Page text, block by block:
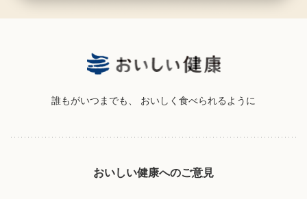
誰もがいつまでも、 おいしく食べられるように
おいしい健康へのご意見